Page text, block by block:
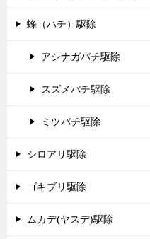
蜂（ハチ）駆除
アシナガバチ駆除
スズメバチ駆除
ミツバチ駆除
シロアリ駆除
ゴキブリ駆除
ムカデ(ヤスデ)駆除